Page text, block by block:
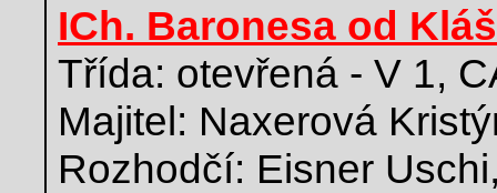
ICh. Baronesa od
Třída: otevřená - V 1,
Majitel: Naxerová
Rozhodčí: Eisner